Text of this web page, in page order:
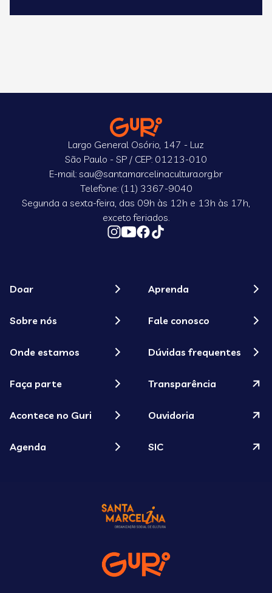
Largo General Osório, 147 - Luz
São Paulo - SP / CEP: 01213-010
E-mail: sau@santamarcelinacultura.org.br
Telefone: (11) 3367-9040
Segunda a sexta-feira, das 09h às 12h e 13h às 17h,
exceto feriados.
Doar
Sobre nós
Onde estamos
Faça parte
Acontece no Guri
Agenda
Aprenda
Fale conosco
Dúvidas frequentes
Transparência
Ouvidoria
SIC